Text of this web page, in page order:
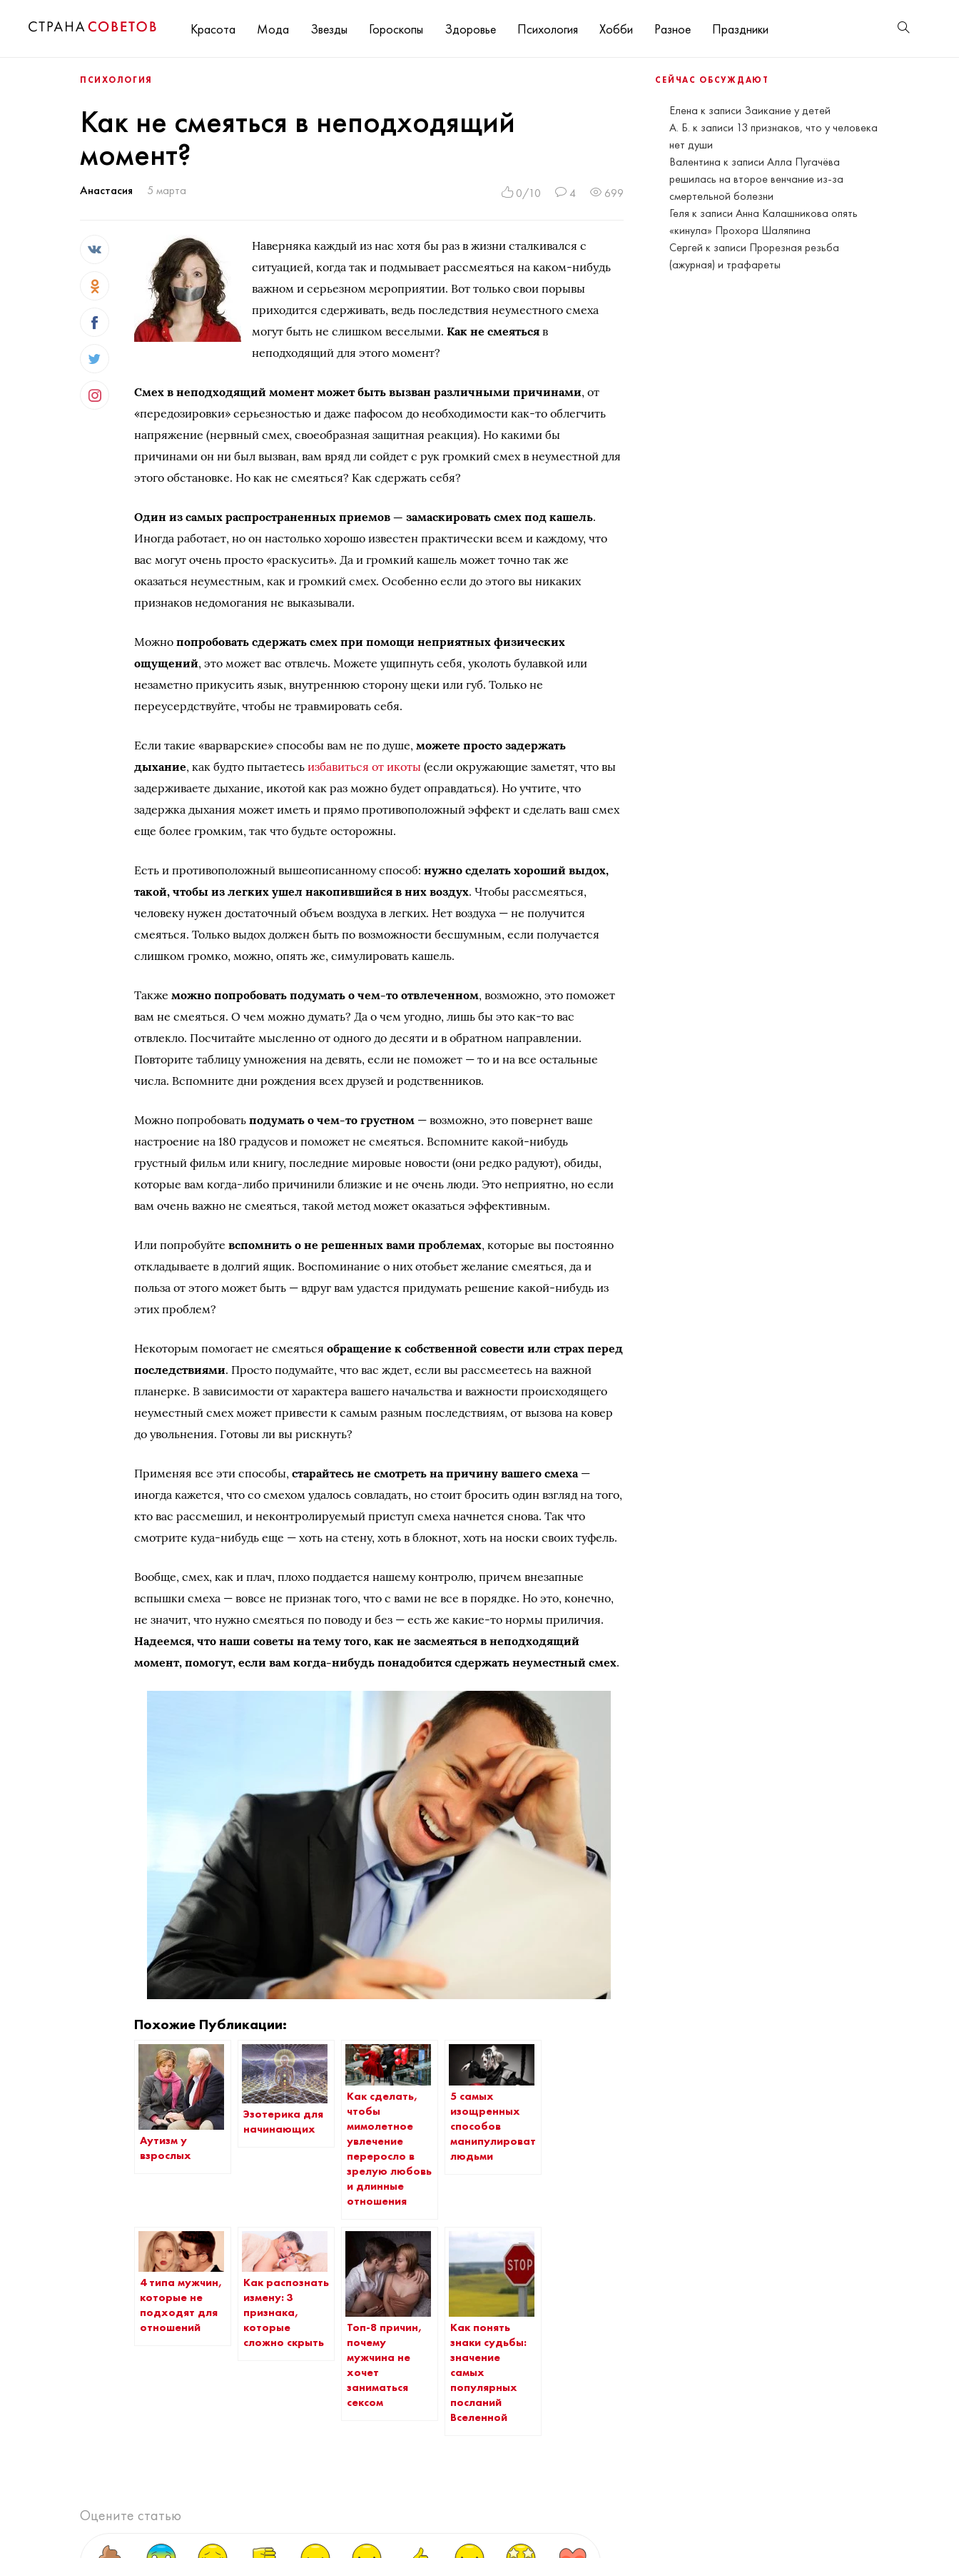
Красота Мода Звезды Гороскопы Здоровье Психология Хобби Разное Праздники
СЕЙЧАС ОБСУЖДАЮТ
Елена к записи Заикание у детей
А. Б. к записи 13 признаков, что у человека
нет души
Валентина к записиАлла Пугачёва
решилась на второе венчание из-за
смертельной болезни
Геля к записиАнна Калашникова опять
«кинула» Прохора Шаляпина
Сергей к записи Прорезная резьба
(ажурная) и трафареты
ПСИХОЛОГИЯ
Как не смеяться в неподходящий
момент?
Анастасия 5 марта 0/10 4 699
Наверняка каждый из нас хотя бы раз в жизни сталкивался с
ситуацией, когда так и подмывает рассмеяться на каком-нибудь
важном и серьезном мероприятии. Вот только свои порывы
приходится сдерживать, ведь последствия неуместного смеха
могут быть не слишком веселыми.Как не смеяться в
неподходящий для этого момент?
Смех в неподходящий момент может быть вызван различными причинами, от
«передозировки» серьезностью и даже пафосом до необходимости как-то облегчить
напряжение (нервный смех, своеобразная защитная реакция). Но какими бы
причинами он ни был вызван, вам вряд ли сойдет с рук громкий смех в неуместной для
этого обстановке. Но как не смеяться? Как сдержать себя?
Один из самых распространенных приемов — замаскировать смех под кашель.
Иногда работает, но он настолько хорошо известен практически всем и каждому, что
вас могут очень просто «раскусить». Да и громкий кашель может точно так же
оказаться неуместным, как и громкий смех. Особенно если до этого вы никаких
признаков недомогания не выказывали.
Можнопопробовать сдержать смех при помощи неприятных физических
ощущений, это может вас отвлечь. Можете ущипнуть себя, уколоть булавкой или
незаметно прикусить язык, внутреннюю сторону щеки или губ. Только не
переусердствуйте, чтобы не травмировать себя.
Если такие «варварские» способы вам не по душе,можете просто задержать
дыхание, как будто пытаетесьизбавиться от икоты (если окружающие заметят, что вы
задерживаете дыхание, икотой как раз можно будет оправдаться). Но учтите, что
задержка дыхания может иметь и прямо противоположный эффект и сделать ваш смех
еще более громким, так что будьте осторожны.
Есть и противоположный вышеописанному способ:нужно сделать хороший выдох,
такой, чтобы из легких ушел накопившийся в них воздух. Чтобы рассмеяться,
человеку нужен достаточный объем воздуха в легких. Нет воздуха — не получится
смеяться. Только выдох должен быть по возможности бесшумным, если получается
слишком громко, можно, опять же, симулировать кашель.
Такжеможно попробовать подумать о чем-то отвлеченном, возможно, это поможет
вам не смеяться. О чем можно думать? Да о чем угодно, лишь бы это как-то вас
отвлекло. Посчитайте мысленно от одного до десяти и в обратном направлении.
Повторите таблицу умножения на девять, если не поможет — то и на все остальные
числа. Вспомните дни рождения всех друзей и родственников.
Можно попробоватьподумать о чем-то грустном — возможно, это повернет ваше
настроение на 180 градусов и поможет не смеяться. Вспомните какой-нибудь
грустный фильм или книгу, последние мировые новости (они редко радуют), обиды,
которые вам когда-либо причинили близкие и не очень люди. Это неприятно, но если
вам очень важно не смеяться, такой метод может оказаться эффективным.
Или попробуйтевспомнить о не решенных вами проблемах, которые вы постоянно
откладываете в долгий ящик. Воспоминание о них отобьет желание смеяться, да и
польза от этого может быть — вдруг вам удастся придумать решение какой-нибудь из
этих проблем?
Некоторым помогает не смеятьсяобращение к собственной совести или страх перед
последствиями. Просто подумайте, что вас ждет, если вы рассмеетесь на важной
планерке. В зависимости от характера вашего начальства и важности происходящего
неуместный смех может привести к самым разным последствиям, от вызова на ковер
до увольнения. Готовы ли вы рискнуть?
Применяя все эти способы,старайтесь не смотреть на причину вашего смеха—
иногда кажется, что со смехом удалось совладать, но стоит бросить один взгляд на того,
кто вас рассмешил, и неконтролируемый приступ смеха начнется снова. Так что
смотрите куда-нибудь еще — хоть на стену, хоть в блокнот, хоть на носки своих туфель.
Вообще, смех, как и плач, плохо поддается нашему контролю, причем внезапные
вспышки смеха — вовсе не признак того, что с вами не все в порядке. Но это, конечно,
не значит, что нужно смеяться по поводу и без — есть же какие-то нормы приличия.
Надеемся, что наши советы на тему того, как не засмеяться в неподходящий
момент, помогут, если вам когда-нибудь понадобится сдержать неуместный смех.
Похожие Публикации:
Аутизм у
взрослых
Эзотерика для
начинающих
Как сделать,
чтобы
мимолетное
увлечение
переросло в
зрелую любовь
и длинные
отношения
5 самых
изощренных
способов
манипулировать
людьми
4 типа мужчин,
которые не
подходят для
отношений
Как распознать
измену: 3
признака,
которые
сложно скрыть
Топ-8 причин,
почему
мужчина не
хочет
заниматься
сексом
Как понять
знаки судьбы:
значение
самых
популярных
посланий
Вселенной
Оцените статью